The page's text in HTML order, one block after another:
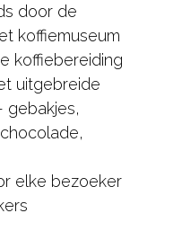
door de
koffiemuseum
koffiebereiding
uitgebreide
gebakjes,
elke bezoeker